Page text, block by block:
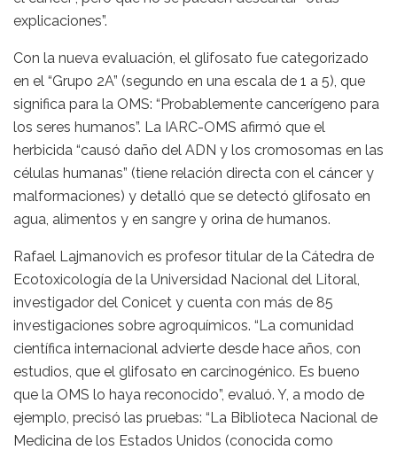
explicaciones”.
Con la nueva evaluación, el glifosato fue categorizado
en el “Grupo 2A” (segundo en una escala de 1 a 5), que
significa para la OMS: “Probablemente cancerígeno para
los seres humanos”. La IARC-OMS afirmó que el
herbicida “causó daño del ADN y los cromosomas en las
células humanas” (tiene relación directa con el cáncer y
malformaciones) y detalló que se detectó glifosato en
agua, alimentos y en sangre y orina de humanos.
Rafael Lajmanovich es profesor titular de la Cátedra de
Ecotoxicología de la Universidad Nacional del Litoral,
investigador del Conicet y cuenta con más de 85
investigaciones sobre agroquímicos. “La comunidad
científica internacional advierte desde hace años, con
estudios, que el glifosato en carcinogénico. Es bueno
que la OMS lo haya reconocido”, evaluó. Y, a modo de
ejemplo, precisó las pruebas: “La Biblioteca Nacional de
Medicina de los Estados Unidos (conocida como